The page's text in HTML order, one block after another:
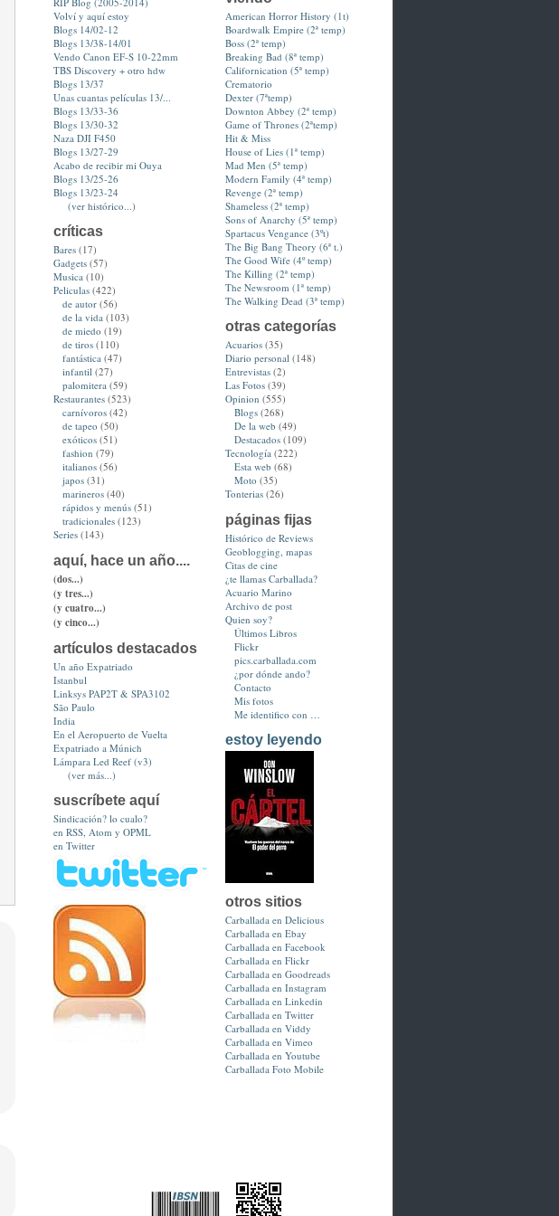
Volví y aquí estoy
Blogs 14/02-12
Blogs 13/38-14/01
Vendo Canon EF-S 10-22mm
TBS Discovery + otro hdw
Blogs 13/37
Unas cuantas películas 13/...
Blogs 13/33-36
Blogs 13/30-32
Naza DJI F450
Blogs 13/27-29
Acabo de recibir mi Ouya
Blogs 13/25-26
Blogs 13/23-24
(ver histórico...)
críticas
Bares(17)
Gadgets(57)
Musica(10)
Peliculas(422)
de autor(56)
de la vida(103)
de miedo (19)
de tiros(110)
fantástica(47)
infantil(27)
palomitera(59)
Restaurantes(523)
carnívoros(42)
de tapeo (50)
exóticos(51)
fashion (79)
italianos(56)
japos(31)
marineros(40)
rápidos y menús(51)
tradicionales(123)
Series(143)
aquí, hace un año....
(dos...)
(y tres...)
(y cuatro...)
(y cinco...)
artículos destacados
Un año Expatriado
Istanbul
Linksys PAP2T & SPA3102
São Paulo
India
En el Aeropuerto de Vuelta
Expatriado a Múnich
Lámpara Led Reef (v3)
(ver más...)
suscríbete aquí
Sindicación? lo cualo?
en RSS, Atom y OPML
en Twitter
American Horror History (1t)
Boardwalk Empire (2ª temp)
Boss (2ª temp)
Breaking Bad (8ª temp)
Californication (5ª temp)
Crematorio
Dexter (7ªtemp)
Downton Abbey (2ª temp)
Game of Thrones (2ªtemp)
Hit & Miss
House of Lies (1ª temp)
Mad Men (5ª temp)
Modern Family (4ª temp)
Revenge (2ª temp)
Shameless (2ª temp)
Sons of Anarchy (5ª temp)
Spartacus Vengance (3ºt)
The Big Bang Theory (6ª t.)
The Good Wife (4º temp)
The Killing (2ª temp)
The Newsroom (1ª temp)
The Walking Dead (3ª temp)
otras categorías
Acuarios(35)
Diario personal(148)
Entrevistas(2)
Las Fotos(39)
Opinion (555)
Blogs(268)
De la web (49)
Destacados(109)
Tecnología(222)
Esta web (68)
Moto (35)
Tonterias(26)
páginas fijas
Histórico de Reviews
Geoblogging, mapas
Citas de cine
¿te llamas Carballada?
Acuario Marino
Archivo de post
Quien soy?
Últimos Libros
Flickr
pics.carballada.com
¿por dónde ando?
Contacto
Mis fotos
Me identifico con …
estoy leyendo
otros sitios
Carballada en Delicious
Carballada en Ebay
Carballada en Facebook
Carballada en Flickr
Carballada en Goodreads
Carballada en Instagram
Carballada en Linkedin
Carballada en Twitter
Carballada en Viddy
Carballada en Vimeo
Carballada en Youtube
Carballada Foto Mobile